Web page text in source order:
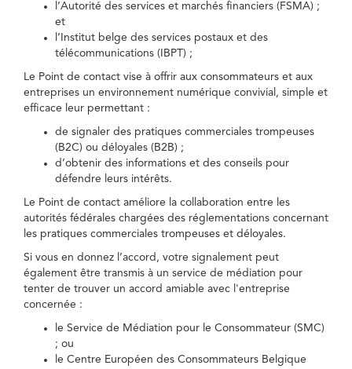
l’Autorité des services et marchés financiers (FSMA) ;
et
l’Institut belge des services postaux et des
télécommunications (IBPT) ;
Le Point de contact vise à offrir aux consommateurs et aux
entreprises un environnement numérique convivial, simple et
efficace leur permettant :
de signaler des pratiques commerciales trompeuses
(B2C) ou déloyales (B2B) ;
d’obtenir des informations et des conseils pour
défendre leurs intérêts.
Le Point de contact améliore la collaboration entre les
autorités fédérales chargées des réglementations concernant
les pratiques commerciales trompeuses et déloyales.
Si vous en donnez l’accord, votre signalement peut
également être transmis à un service de médiation pour
tenter de trouver un accord amiable avec l'entreprise
concernée :
le Service de Médiation pour le Consommateur (SMC)
; ou
le Centre Européen des Consommateurs Belgique